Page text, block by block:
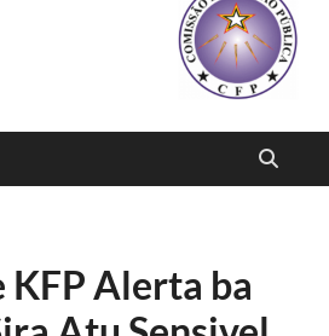
Alerta ba